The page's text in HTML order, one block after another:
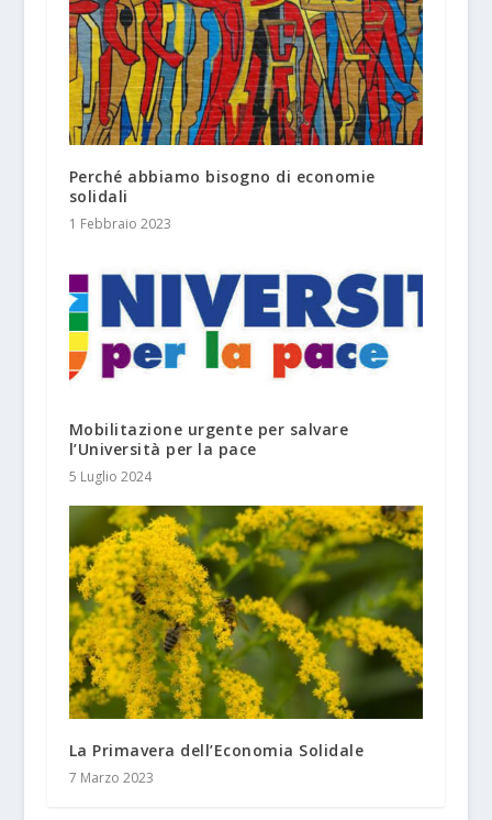
Perché abbiamo bisogno di economie
solidali
1 Febbraio 2023
Mobilitazione urgente per salvare
l’Università per la pace
5 Luglio 2024
La Primavera dell’Economia Solidale
7 Marzo 2023